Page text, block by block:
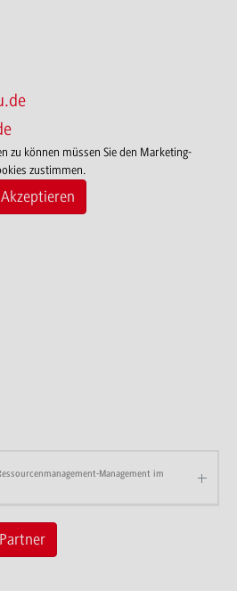
zu können müssen Sie den Marketing-
zustimmen.
Akzeptieren
Management im